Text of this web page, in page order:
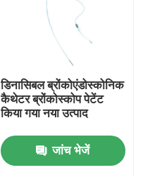
डिनासिबल ब्रोंकोएंडोस्कोनिक
कैथेटर ब्रोंकोस्कोप पेटेंट
किया गया नया उत्पाद
जांच भेजें